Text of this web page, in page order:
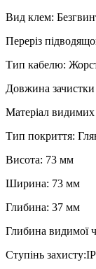
Вид клем:
Переріз
Тип кабелю:
Довжина
Матеріал
Тип покриття:
Висота: 73 мм
Ширина: 73 мм
Глибина: 37 мм
Глибина видимої
Ступінь